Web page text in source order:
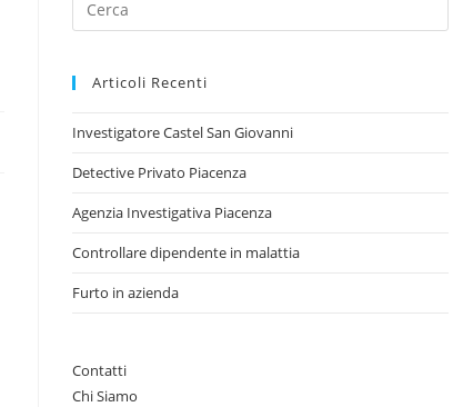
Articoli Recenti
Investigatore Castel San Giovanni
Detective Privato Piacenza
Agenzia Investigativa Piacenza
Controllare dipendente in malattia
Furto in azienda
Contatti
Chi Siamo